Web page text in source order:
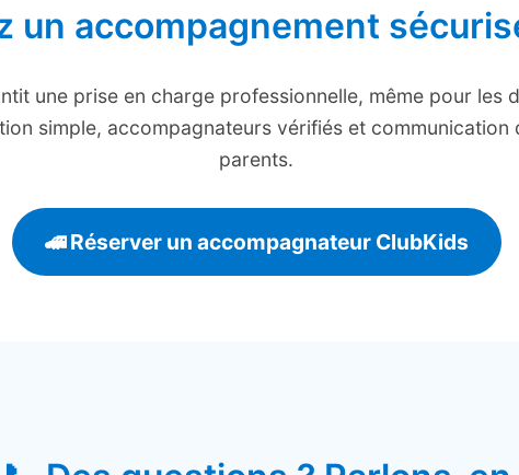
un accompagnement
une prise en charge professionnelle, même pour les
simple, accompagnateurs vérifiés et communication
parents.
🚄 Réserver un accompagnateur ClubKids